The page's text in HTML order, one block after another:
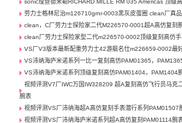
sonic理查德米勒RICHARD MILLE RM 035 Americas 顶级
劳力士格林尼治m126710grnr-0003黑灰皮蛋圈 clean厂真
clean，C厂劳力士探险家二代M226570-0001超A高仿复刻
clean厂劳力士探险家型二代m226570-0002顶级复刻高仿
VS厂V3版本最新配重劳力士42游艇名仕m226659-0002最
VS沛纳海庐米诺系列一比一复刻高仿PAM01365，
VS沛纳海庐米诺系列顶级复刻高仿PAM01404，PAM1404
视频评测V7厂IWC万国IW328209 超A复刻高仿飞行员马克
腕表
视频评测VS厂沛纳海超A高仿复刻手表潜行系列PAM01507
视频评测VS厂沛纳海庐米诺系列超A高仿复刻PAM01114腕